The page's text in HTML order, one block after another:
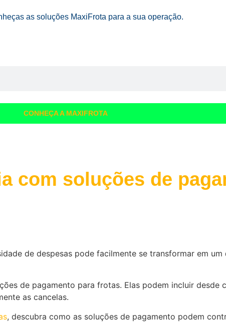
as soluções MaxiFrota para a sua operação.
CONHEÇA A MAXIFROTA
com soluções de
de despesas pode facilmente se transformar em
de pagamento para frotas. Elas podem incluir
as cancelas.
, descubra como as soluções de pagamento podem